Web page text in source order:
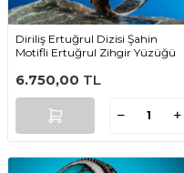
Diriliş Ertuğrul Dizisi Şahin
Motifli Ertuğrul Zihgir Yüzüğü
6.750,00 TL